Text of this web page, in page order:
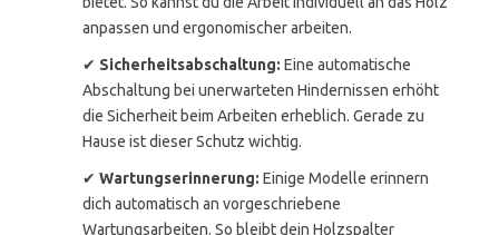
anpassen und ergonomischer arbeiten.
✔ Sicherheitsabschaltung: Eine automatische
Abschaltung bei unerwarteten Hindernissen erhöht
die Sicherheit beim Arbeiten erheblich. Gerade zu
Hause ist dieser Schutz wichtig.
✔ Wartungserinnerung: Einige Modelle erinnern
dich automatisch an vorgeschriebene
Wartungsarbeiten. So bleibt dein Holzspalter